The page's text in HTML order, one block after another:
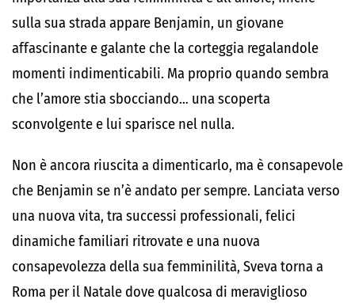
sulla sua strada appare Benjamin, un giovane
affascinante e galante che la corteggia regalandole
momenti indimenticabili. Ma proprio quando sembra
che l’amore stia sbocciando… una scoperta
sconvolgente e lui sparisce nel nulla.
Non è ancora riuscita a dimenticarlo, ma è consapevole
che Benjamin se n’è andato per sempre. Lanciata verso
una nuova vita, tra successi professionali, felici
dinamiche familiari ritrovate e una nuova
consapevolezza della sua femminilità, Sveva torna a
Roma per il Natale dove qualcosa di meraviglioso